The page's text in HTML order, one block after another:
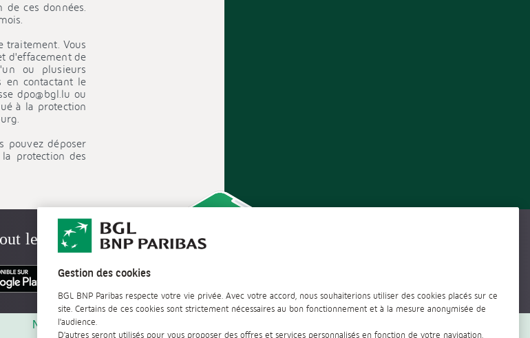
l’usage de moyen
son accord sur
y afférentes.
de contestation,
conserve ces
pendant une
ces données.
traitement. Vous
d'effacement de
ou plusieurs
en contactant le
dpo@bgl.lu ou
à la protection
pouvez déposer
protection des
le temps
Nous suivre
Gestion des cookies
BGL BNP Paribas respecte votre vie privée. Avec votre accord, nous souhaiterions utiliser des cookies placés sur ce
site. Certains de ces cookies sont strictement nécessaires au bon fonctionnement et à la mesure anonymisée de
l'audience.
D'autres seront utilisés pour vous proposer des offres et services personnalisés en fonction de votre navigation.